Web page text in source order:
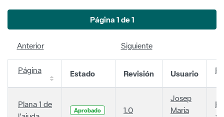
Página 1 de 1
Anterior Siguiente
Página Estado Revisión Usuario
Plana 1 de
Aprobado 1.0
Josep
Maria